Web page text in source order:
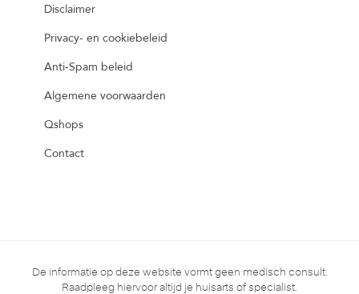
Disclaimer
Privacy- en cookiebeleid
Anti-Spam beleid
Algemene voorwaarden
Qshops
Contact
De informatie op deze website vormt geen medisch consult.
Raadpleeg hiervoor altijd je huisarts of specialist.